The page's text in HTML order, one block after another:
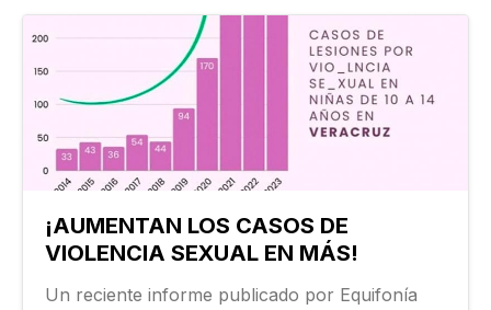
¡AUMENTAN LOS CASOS DE
VIOLENCIA SEXUAL EN MÁS!
Un reciente informe publicado por Equifonía